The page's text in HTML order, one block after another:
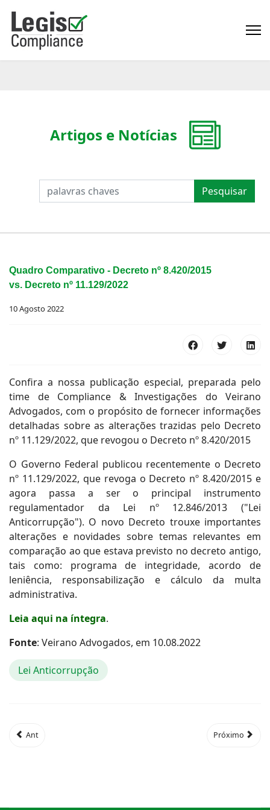
PESQUISAR Pesquisar
Artigos e Notícias
Quadro Comparativo - Decreto nº 8.420/2015
vs. Decreto nº 11.129/2022
10 Agosto 2022
Confira a nossa publicação especial, preparada pelo
time de Compliance & Investigações do Veirano
Advogados, com o propósito de fornecer informações
detalhadas sobre as alterações trazidas pelo Decreto
nº 11.129/2022, que revogou o Decreto nº 8.420/2015
O Governo Federal publicou recentemente o Decreto
nº 11.129/2022, que revoga o Decreto nº 8.420/2015 e
agora passa a ser o principal instrumento
regulamentador da Lei nº 12.846/2013 ("Lei
Anticorrupção"). O novo Decreto trouxe importantes
alterações e novidades sobre temas relevantes em
comparação ao que estava previsto no decreto antigo,
tais como: programa de integridade, acordo de
leniência, responsabilização e cálculo da multa
administrativa.
Leia aqui na íntegra.
Fonte: Veirano Advogados, em 10.08.2022
Lei Anticorrupção
Ant Próximo